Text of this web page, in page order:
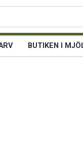
BUTIKEN I
av Lamm 50g